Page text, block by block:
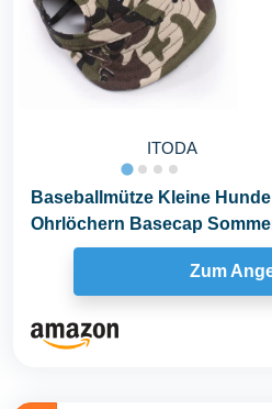
ITODA
Baseballmütze Kleine
Ohrlöchern Basecap
Verstellbar...
Zum